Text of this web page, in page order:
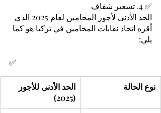
✅ 4. تسعير شفاف
الحد الأدنى لأجور المحامين لعام 2025 الذي
أقره اتحاد نقابات المحامين في تركيا هو كما
يلي:
✅
نوع الحالة
الحد الأدنى للأجور
(2025)